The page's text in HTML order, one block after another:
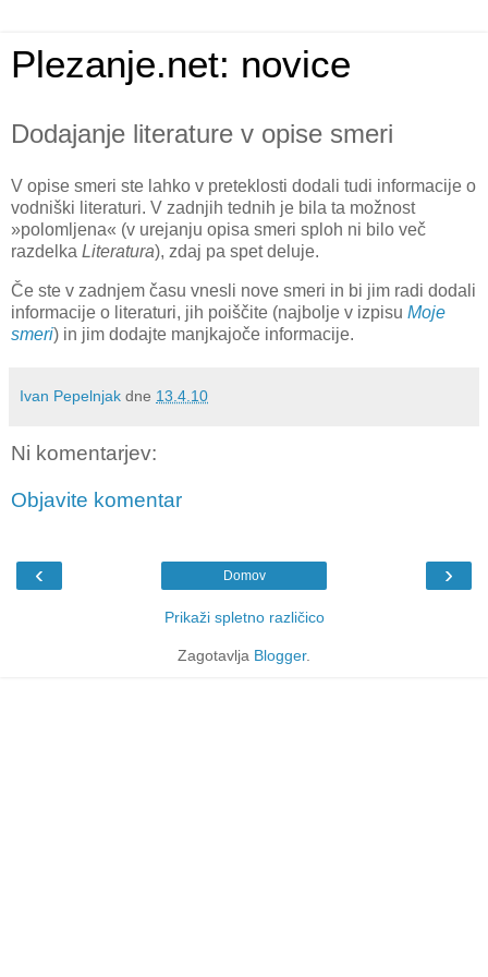
Plezanje.net: novice
Dodajanje literature v opise smeri
V opise smeri ste lahko v preteklosti dodali tudi informacije o
vodniški literaturi. V zadnjih tednih je bila ta možnost
»polomljena« (v urejanju opisa smeri sploh ni bilo več
razdelka Literatura), zdaj pa spet deluje.
Če ste v zadnjem času vnesli nove smeri in bi jim radi dodali
informacije o literaturi, jih poiščite (najbolje v izpisu Moje
smeri) in jim dodajte manjkajoče informacije.
Ivan Pepelnjak dne 13.4.10
Ni komentarjev:
Objavite komentar
‹ ›
Domov
Prikaži spletno različico
Zagotavlja Blogger.